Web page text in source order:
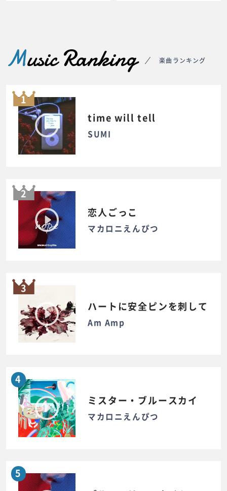
Music Ranking 楽曲ランキング
1
time will tell
SUMI
2
恋人ごっこ
マカロニえんぴつ
3
ハートに安全ピンを刺して
Am Amp
4
ミスター・ブルースカイ
マカロニえんぴつ
5